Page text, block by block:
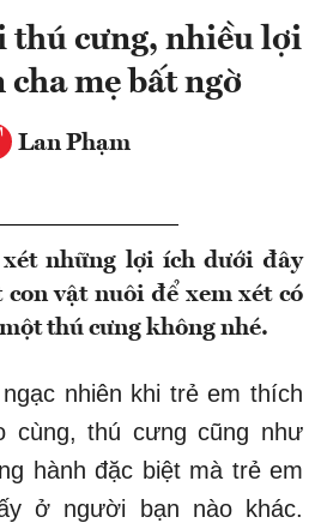
thú cưng, nhiều lợi
mẹ bất ngờ
Lan Phạm
những lợi ích dưới đây
vật nuôi để xem xét có
thú cưng không nhé.
nhiên khi trẻ em thích
cùng, thú cưng cũng như
hành đặc biệt mà trẻ em
ở người bạn nào khác.